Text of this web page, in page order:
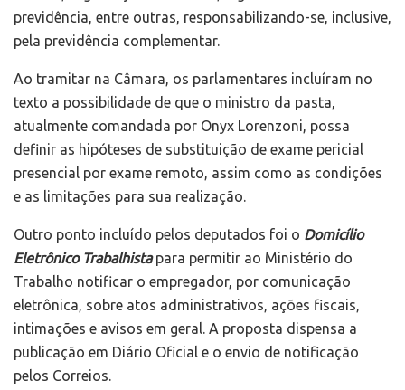
previdência, entre outras, responsabilizando-se, inclusive,
pela previdência complementar.
Ao tramitar na Câmara, os parlamentares incluíram no
texto a possibilidade de que o ministro da pasta,
atualmente comandada por Onyx Lorenzoni, possa
definir as hipóteses de substituição de exame pericial
presencial por exame remoto, assim como as condições
e as limitações para sua realização.
Outro ponto incluído pelos deputados foi o Domicílio
Eletrônico Trabalhistapara permitir ao Ministério do
Trabalho notificar o empregador, por comunicação
eletrônica, sobre atos administrativos, ações fiscais,
intimações e avisos em geral. A proposta dispensa a
publicação em Diário Oficial e o envio de notificação
pelos Correios.